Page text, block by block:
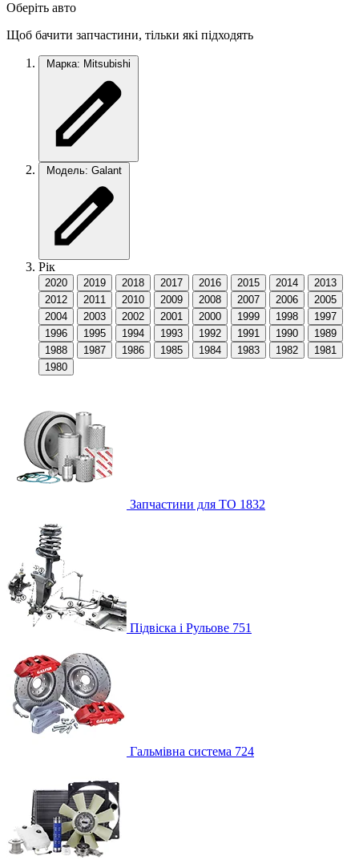
Оберіть авто
Щоб бачити запчастини, тільки які підходять
Марка: Mitsubishi
Модель: Galant
Рік
2020 2019 2018 2017 2016 2015 2014
2013
2012
2011 2010 2009 2008 2007 2006
2005
2004
2003 2002 2001 2000 1999 1998
1997
1996
1995 1994 1993 1992 1991 1990
1989
1988
1987 1986 1985 1984 1983 1982
1981
1980
Запчастини для ТО 1832
Підвіска і Рульове 751
Гальмівна система 724